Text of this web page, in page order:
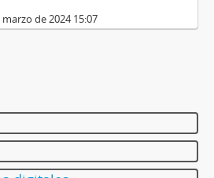
marzo de 2024 15:07